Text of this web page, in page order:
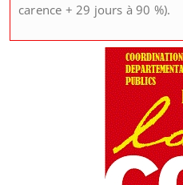
carence + 29 jours à 90 %).